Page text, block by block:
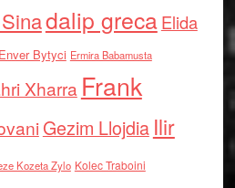
dalip grecaElida
Enver Bytyci Ermira Babamusta
Xharra Frank
Gezim Llojdia Ilir
Kozeta Zylo Kolec Traboini